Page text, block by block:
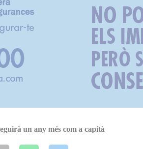
un any més com a capità